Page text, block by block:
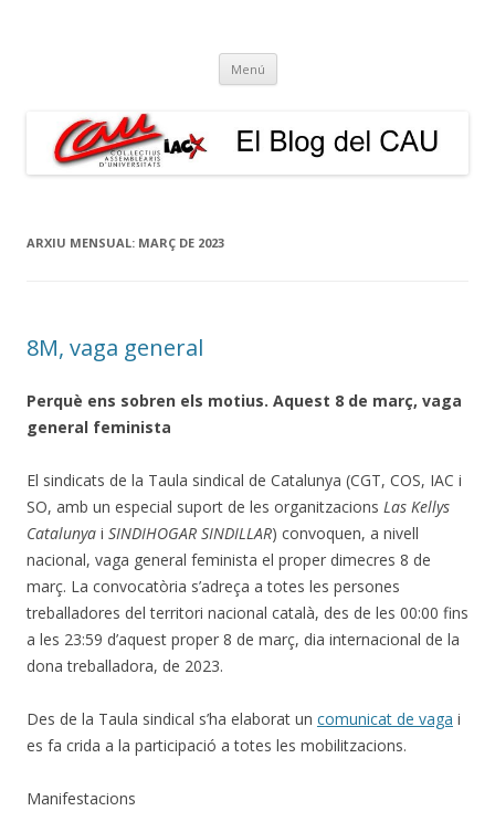
Menú Vés
contingut
ARXIU MENSUAL: MARÇ DE 2023
8M, vaga general
Perquè ens sobren els motius. Aquest 8 de març, vaga
general feminista
El sindicats de la Taula sindical de Catalunya (CGT, COS, IAC i
SO, amb un especial suport de les organitzacions Las Kellys
Catalunya i SINDIHOGAR SINDILLAR) convoquen, a nivell
nacional, vaga general feminista el proper dimecres 8 de
març. La convocatòria s’adreça a totes les persones
treballadores del territori nacional català, des de les 00:00 fins
a les 23:59 d’aquest proper 8 de març, dia internacional de la
dona treballadora, de 2023.
Des de la Taula sindical s’ha elaborat un comunicat de vaga i
es fa crida a la participació a totes les mobilitzacions.
Manifestacions